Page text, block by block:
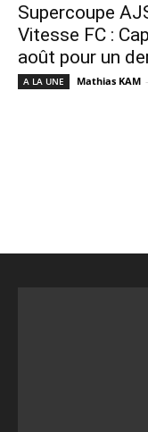
Supercoupe
Vitesse FC :
août pour un
A LA UNE Mathias KAM -